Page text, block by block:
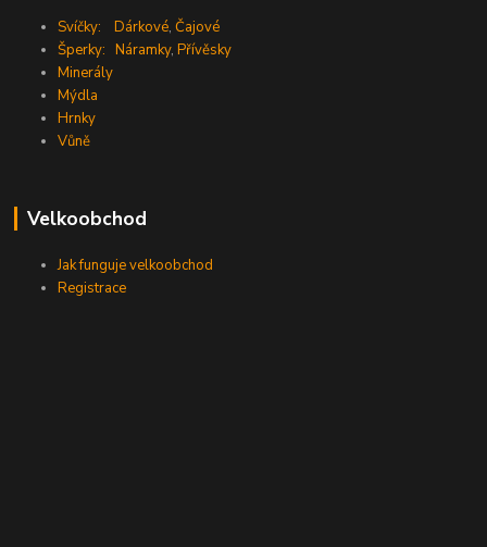
Svíčky: Dárkové,Čajové
Šperky: Náramky,Přívěsky
Minerály
Mýdla
Hrnky
Vůně
Velkoobchod
Jak funguje velkoobchod
Registrace